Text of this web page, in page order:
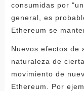
consumidas por
general, es
Ethereum se
Nuevos efectos de
naturaleza de
movimiento de
Ethereum. Por